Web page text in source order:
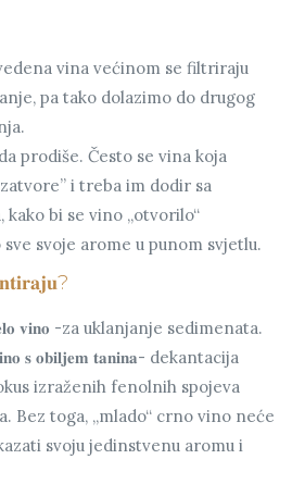
vina većinom se filtriraju
pa tako dolazimo do drugog
prodiše. Često se vina koja
i treba im dodir sa
kako bi se vino „otvorilo“
svoje arome u punom svjetlu.
𝐯𝐢𝐧𝐨 -za uklanjanje sedimenata.
𝐬 𝐨𝐛𝐢𝐥𝐣𝐞𝐦 𝐭𝐚𝐧𝐢𝐧𝐚- dekantacija
izraženih fenolnih spojeva
Bez toga, „mlado“ crno vino neće
svoju jedinstvenu aromu i